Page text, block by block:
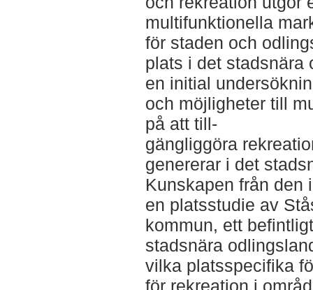
multifunktionella
för staden och
plats i det stadsnära
en initial
och möjligheter till
på att till-
gängliggöra
genererar i det
Kunskapen från den
en platsstudie av
kommun, ett
stadsnära
vilka platsspecifika
för rekreation i